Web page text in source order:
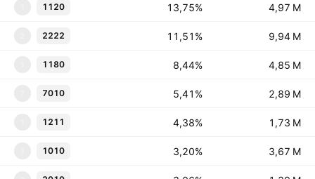
1120 13,75% ‪‪4,97 M‬‬
2222 11,51% ‪‪9,94 M‬‬
1180 8,44% ‪‪4,85 M‬‬
7010 5,41% ‪‪2,89 M‬‬
1211 4,38% ‪‪1,73 M‬‬
1010 3,20% ‪‪3,67 M‬‬